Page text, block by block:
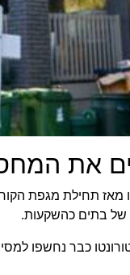
את
מאז תחילת מגפת
של בתים כהשקעות.‏
כבר נחשפו